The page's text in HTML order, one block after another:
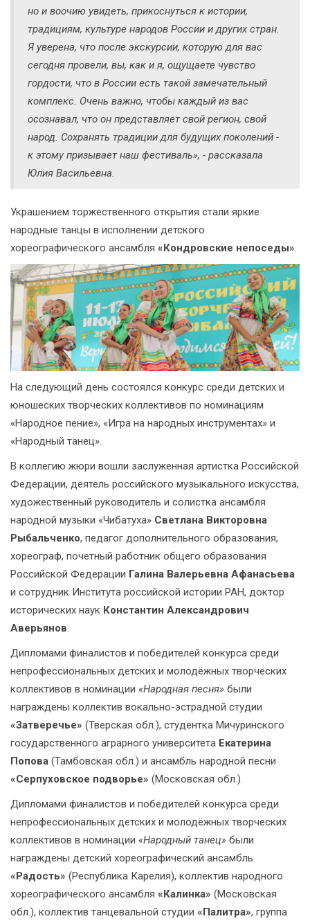
но и воочию увидеть, прикоснуться к истории,
традициям, культуре народов России и других стран.
Я уверена, что после экскурсии, которую для вас
сегодня провели, вы, как и я, ощущаете чувство
гордости, что в России есть такой замечательный
комплекс. Очень важно, чтобы каждый из вас
осознавал, что он представляет свой регион, свой
народ. Сохранять традиции для будущих поколений -
к этому призывает наш фестиваль», - рассказала
Юлия Васильевна.
Украшением торжественного открытия стали яркие
народные танцы в исполнении детского
хореографического ансамбля «Кондровские непоседы»
На следующий день состоялся конкурс среди детских и
юношеских творческих коллективов по номинациям
«Народное пение», «Игра на народных инструментах» и
«Народный танец».
В коллегию жюри вошли заслуженная артистка Российской
Федерации, деятель российского музыкального искусства,
художественный руководитель и солистка ансамбля
народной музыки «Чибатуха» Светлана Викторовна
Рыбальченко, педагог дополнительного образования,
хореограф, почетный работник общего образования
Российской Федерации Галина Валерьевна Афанасьева
и сотрудник Института российской истории РАН, доктор
исторических наук Константин Александрович
Аверьянов.
Дипломами финалистов и победителей конкурса среди
непрофессиональных детских и молодёжных творческих
коллективов в номинации «Народная песня» были
награждены коллектив вокально-эстрадной студии
«Затверечье» (Тверская обл.), студентка Мичуринского
государственного аграрного университета Екатерина
Попова (Тамбовская обл.) и ансамбль народной песни
«Серпуховское подворье» (Московская обл.).
Дипломами финалистов и победителей конкурса среди
непрофессиональных детских и молодёжных творческих
коллективов в номинации «Народный танец» были
награждены детский хореографический ансамбль
«Радость» (Республика Карелия), коллектив народного
хореографического ансамбля «Калинка» (Московская
обл.), коллектив танцевальной студии «Палитра», группа